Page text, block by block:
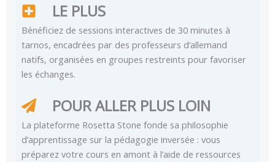
LE PLUS
Bénéficiez de sessions interactives de 30 minutes à
tarnos, encadrées par des professeurs d’allemand
natifs, organisées en groupes restreints pour favoriser
les échanges.
POUR ALLER PLUS LOIN
La plateforme Rosetta Stone fonde sa philosophie
d’apprentissage sur la pédagogie inversée : vous
préparez votre cours en amont à l’aide de ressources